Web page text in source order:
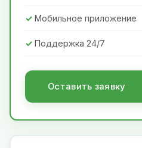
Мобильное приложение
Поддержка 24/7
Оставить заявку